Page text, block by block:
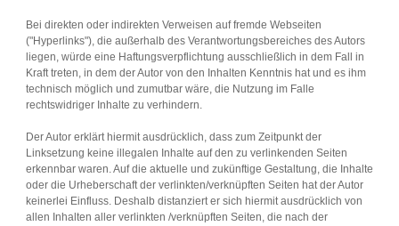
Bei direkten oder indirekten Verweisen auf fremde Webseiten
("Hyperlinks"), die außerhalb des Verantwortungsbereiches des Autors
liegen, würde eine Haftungsverpflichtung ausschließlich in dem Fall in
Kraft treten, in dem der Autor von den Inhalten Kenntnis hat und es ihm
technisch möglich und zumutbar wäre, die Nutzung im Falle
rechtswidriger Inhalte zu verhindern.
Der Autor erklärt hiermit ausdrücklich, dass zum Zeitpunkt der
Linksetzung keine illegalen Inhalte auf den zu verlinkenden Seiten
erkennbar waren. Auf die aktuelle und zukünftige Gestaltung, die Inhalte
oder die Urheberschaft der verlinkten/verknüpften Seiten hat der Autor
keinerlei Einfluss. Deshalb distanziert er sich hiermit ausdrücklich von
allen Inhalten aller verlinkten /verknüpften Seiten, die nach der